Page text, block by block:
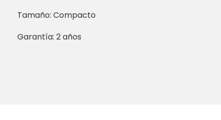
Tamaño: Compacto
Garantía: 2 años